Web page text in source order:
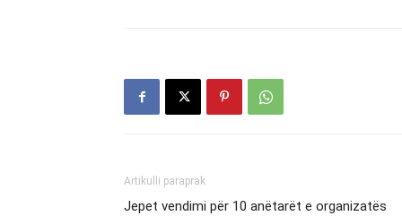
Artikulli paraprak
Jepet vendimi për 10 anëtarët e organizatës